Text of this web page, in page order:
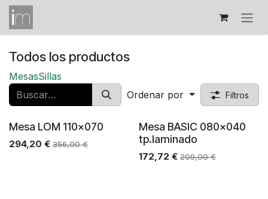
Ir al contenido
Todos los productos
MesasSillas
Ordenar por
Filtros
Mesa LOM 110x070
294,20 € 356,00€
Mesa BASIC 080x040
tp.laminado
172,72 € 209,00€